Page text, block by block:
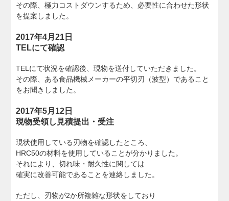
その際、極力コストダウンするため、必要性に合わせた形状
を提案しました。
2017年4月21日
TELにて確認
TELにて状況を確認後、現物を送付していただきました。
その際、ある食品機械メーカーの平切刃（波型）であること
をお聞きしました。
2017年5月12日
現物受領し見積提出・受注
現状使用している刃物を確認したところ、
HRC50の材料を使用していることが分かりました。
それにより、切れ味・耐久性に関しては
確実に改善可能であることを連絡しました。
ただし、刃物が2か所複雑な形状をしており